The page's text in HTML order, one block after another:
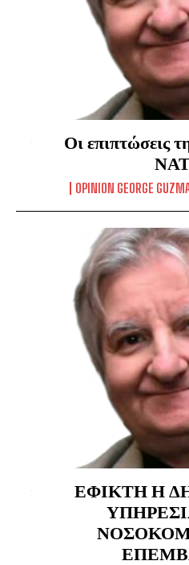
Οι επιπτώσεις
OPINION GEORGE
ΕΦΙΚΤΗ Η